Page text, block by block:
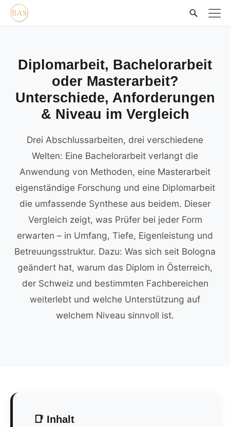
Diplomarbeit, Bachelorarbeit
oder Masterarbeit?
Unterschiede, Anforderungen
& Niveau im Vergleich
Drei Abschlussarbeiten, drei verschiedene
Welten: Eine Bachelorarbeit verlangt die
Anwendung von Methoden, eine Masterarbeit
eigenständige Forschung und eine Diplomarbeit
die umfassende Synthese aus beidem. Dieser
Vergleich zeigt, was Prüfer bei jeder Form
erwarten – in Umfang, Tiefe, Eigenleistung und
Betreuungsstruktur. Dazu: Was sich seit Bologna
geändert hat, warum das Diplom in Österreich,
der Schweiz und bestimmten Fachbereichen
weiterlebt und welche Unterstützung auf
welchem Niveau sinnvoll ist.
📑 Inhalt